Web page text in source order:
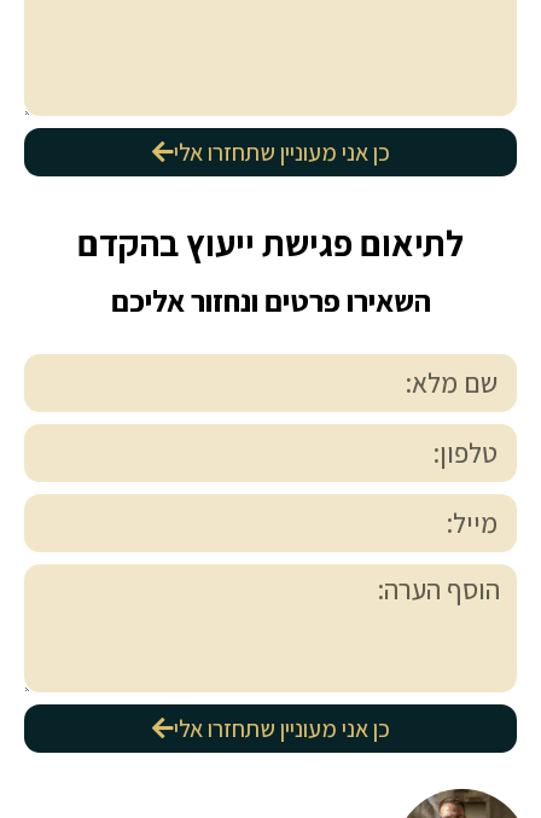
כן אני מעוניין שתחזרו אלי
לתיאום פגישת ייעוץ בהקדם
השאירו פרטים ונחזור אליכם
כן אני מעוניין שתחזרו אלי